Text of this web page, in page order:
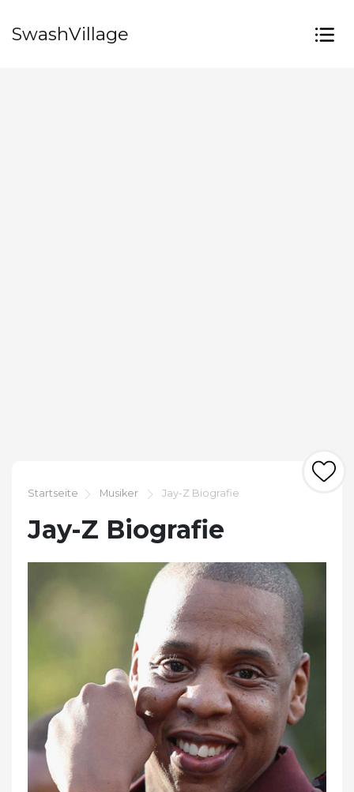
SwashVillage
Startseite Musiker Jay-Z Biografie
Jay-Z Biografie